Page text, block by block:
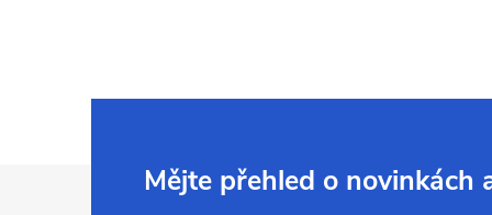
Mějte přehled o novinkách